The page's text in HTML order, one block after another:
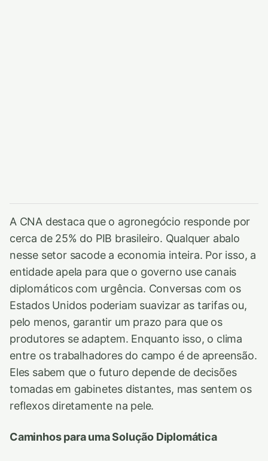
A CNA destaca que o agronegócio responde por
cerca de 25% do PIB brasileiro. Qualquer abalo
nesse setor sacode a economia inteira. Por isso, a
entidade apela para que o governo use canais
diplomáticos com urgência. Conversas com os
Estados Unidos poderiam suavizar as tarifas ou,
pelo menos, garantir um prazo para que os
produtores se adaptem. Enquanto isso, o clima
entre os trabalhadores do campo é de apreensão.
Eles sabem que o futuro depende de decisões
tomadas em gabinetes distantes, mas sentem os
reflexos diretamente na pele.
Caminhos para uma Solução Diplomática